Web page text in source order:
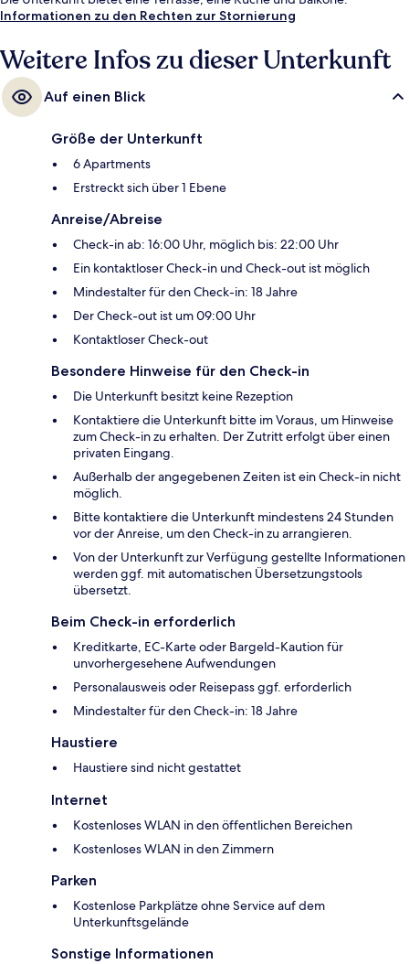
Informationen zu den Rechten zur Stornierung
Weitere Infos zu dieser Unterkunft
Auf einen Blick
Größe der Unterkunft
6 Apartments
Erstreckt sich über 1 Ebene
Anreise/Abreise
Check-in ab: 16:00 Uhr, möglich bis: 22:00 Uhr
Ein kontaktloser Check-in und Check-out ist möglich
Mindestalter für den Check-in: 18 Jahre
Der Check-out ist um 09:00 Uhr
Kontaktloser Check-out
Besondere Hinweise für den Check-in
Die Unterkunft besitzt keine Rezeption
Kontaktiere die Unterkunft bitte im Voraus, um Hinweise
zum Check-in zu erhalten. Der Zutritt erfolgt über einen
privaten Eingang.
Außerhalb der angegebenen Zeiten ist ein Check-in nicht
möglich.
Bitte kontaktiere die Unterkunft mindestens 24 Stunden
vor der Anreise, um den Check-in zu arrangieren.
Von der Unterkunft zur Verfügung gestellte Informationen
werden ggf. mit automatischen Übersetzungstools
übersetzt.
Beim Check-in erforderlich
Kreditkarte, EC-Karte oder Bargeld-Kaution für
unvorhergesehene Aufwendungen
Personalausweis oder Reisepass ggf. erforderlich
Mindestalter für den Check-in: 18 Jahre
Haustiere
Haustiere sind nicht gestattet
Internet
Kostenloses WLAN in den öffentlichen Bereichen
Kostenloses WLAN in den Zimmern
Parken
Kostenlose Parkplätze ohne Service auf dem
Unterkunftsgelände
Sonstige Informationen